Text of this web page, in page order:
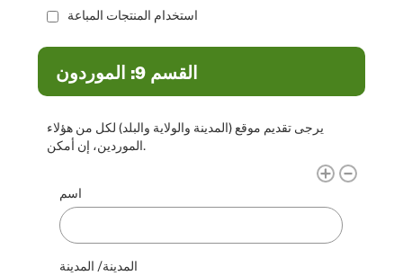
استخدام المنتجات المباعة
القسم 9: الموردون
يرجى تقديم موقع (المدينة والولاية والبلد) لكل من هؤلاء
الموردين، إن أمكن.
المورديناسم
المدينة/ المدينة